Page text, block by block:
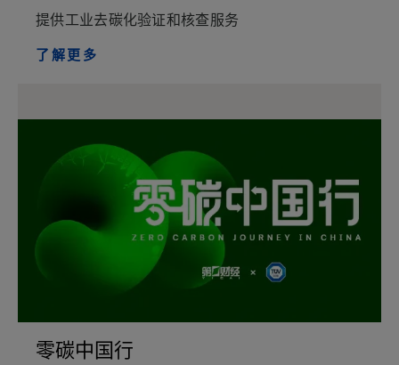
提供工业去碳化验证和核查服务
了解更多
零碳中国行